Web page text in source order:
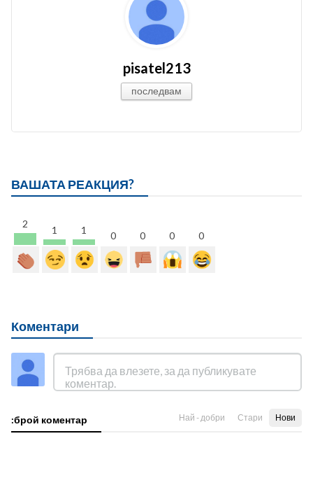
pisatel213
последвам
ВАШАТА РЕАКЦИЯ?
2 1 1 0 0 0 0
Коментари
:брой коментар Най - добри Стари Нови